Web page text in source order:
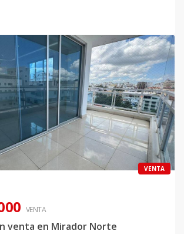
VENTA
VENTA
venta en Mirador Norte